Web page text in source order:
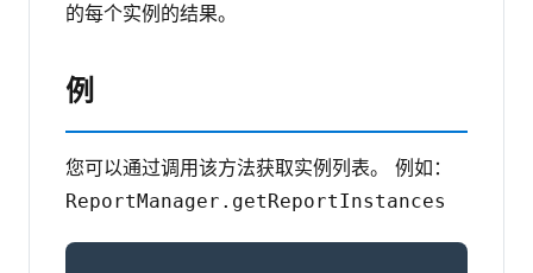
的每个实例的结果。
例
您可以通过调用该方法获取实例列表。 例如：
ReportManager.getReportInstances